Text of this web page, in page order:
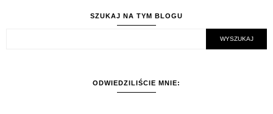
SZUKAJ NA TYM BLOGU
ODWIEDZILIŚCIE MNIE: